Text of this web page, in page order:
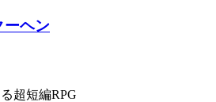
ーヘン
超短編RPG